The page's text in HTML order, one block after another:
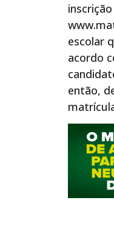
escolar
acordo
então,